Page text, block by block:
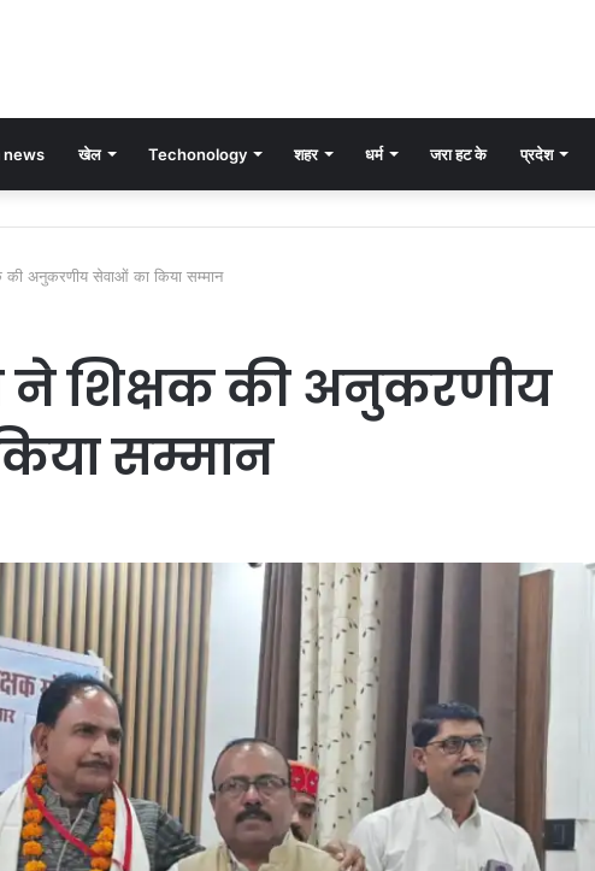
news खेल Techonology शहर धर्म जरा हट के प्रदेश
की अनुकरणीय सेवाओं का किया सम्मान
ने शिक्षक की अनुकरणीय
सम्मान